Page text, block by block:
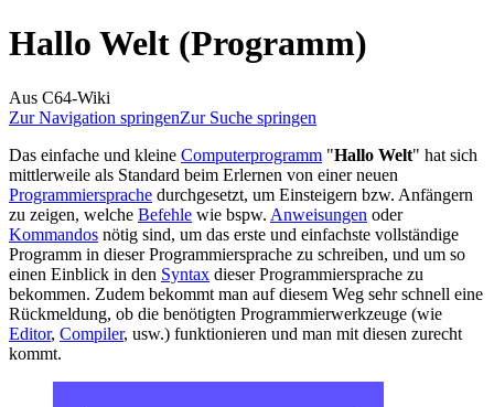
Hallo Welt (Programm)
Aus C64-Wiki
Zur Navigation springenZur Suche springen
Das einfache und kleine Computerprogramm "Hallo Welt" hat sich
mittlerweile als Standard beim Erlernen von einer neuen
Programmiersprache durchgesetzt, um Einsteigern bzw. Anfängern
zu zeigen, welche Befehle wie bspw. Anweisungen oder
Kommandos nötig sind, um das erste und einfachste vollständige
Programm in dieser Programmiersprache zu schreiben, und um so
einen Einblick in den Syntax dieser Programmiersprache zu
bekommen. Zudem bekommt man auf diesem Weg sehr schnell eine
Rückmeldung, ob die benötigten Programmierwerkzeuge (wie
Editor, Compiler, usw.) funktionieren und man mit diesen zurecht
kommt.